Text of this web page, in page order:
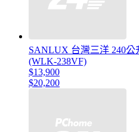
SANLUX 台灣三洋 240
(WLK-238VF)
$13,900
$20,200